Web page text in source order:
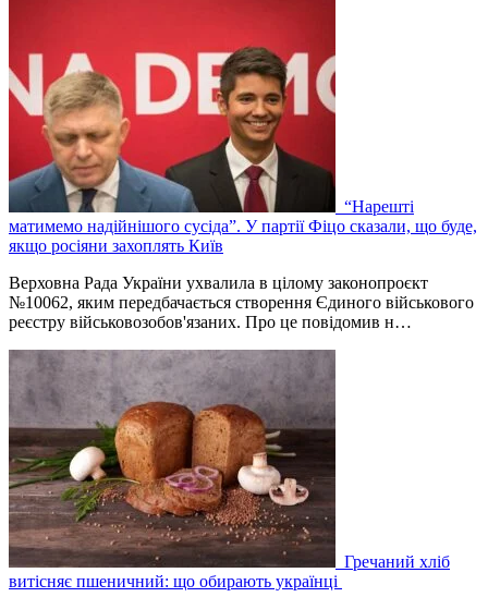
“Нарешті
матимемо надійнішого сусіда”. У партії Фіцо сказали, що буде,
якщо росіяни захоплять Київ
Верховна Рада України ухвалила в цілому законопроєкт
№10062, яким передбачається створення Єдиного військового
реєстру військовозобов'язаних. Про це повідомив н…
Гречаний хліб
витісняє пшеничний: що обирають українці